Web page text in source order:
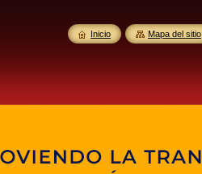
Inicio Mapa del sitio